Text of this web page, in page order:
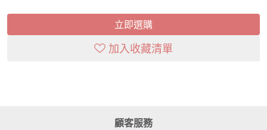
立即選購
加入收藏清單
顧客服務